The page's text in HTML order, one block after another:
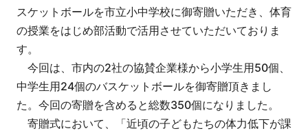
スケットボールを市立小中学校に御寄贈いただき、体育
の授業をはじめ部活動で活用させていただいておりま
す。
今回は、市内の2社の協賛企業様から小学生用50個、
中学生用24個のバスケットボールを御寄贈頂きまし
た。今回の寄贈を含めると総数350個になりました。
寄贈式において、「近頃の子どもたちの体力低下が課